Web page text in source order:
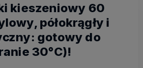
kieszeniowy 60
półokrągły i
gotowy do
30°C)!